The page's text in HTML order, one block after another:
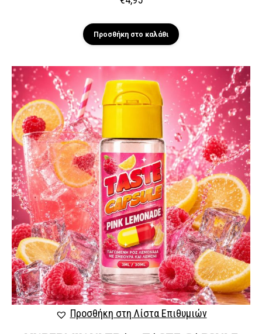
Προσθήκη στο καλάθι
Προσθήκη στη Λίστα Επιθυμιών